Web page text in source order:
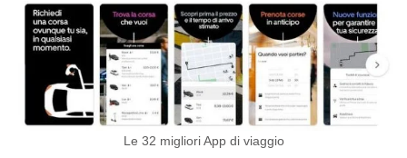
Le 32 migliori App di viaggio